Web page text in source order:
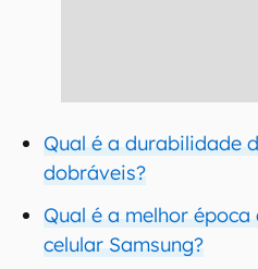
Qual é a durabilidade
dobráveis?
Qual é a melhor
celular Samsung?